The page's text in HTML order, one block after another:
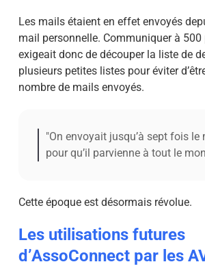
Les mails étaient en effet envoyés
mail personnelle. Communiquer à 500
exigeait donc de découper la liste de
plusieurs petites listes pour éviter
nombre de mails envoyés.
"On envoyait jusqu’à sept fois le
pour qu’il parvienne à tout le
Cette époque est désormais révolue.
Les utilisations futures
d’AssoConnect par les